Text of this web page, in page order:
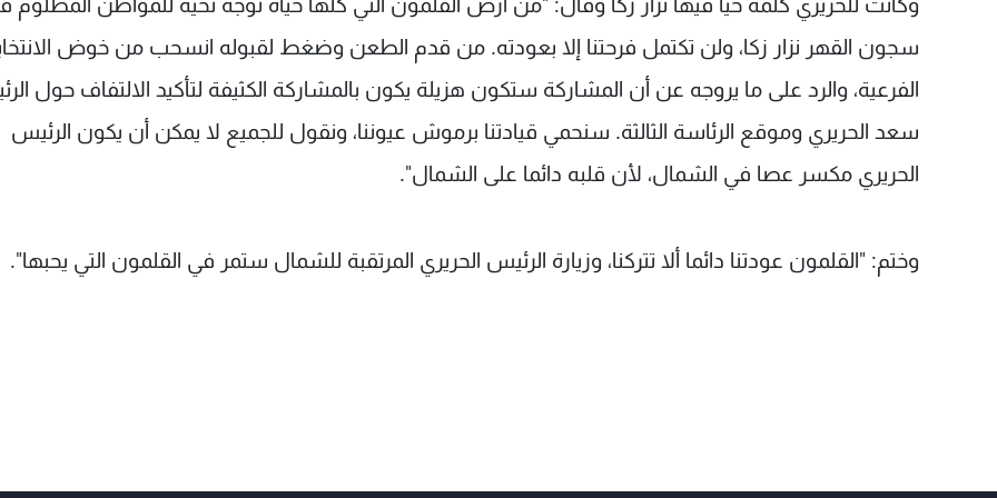
سجون القهر نزار زكا، ولن تكتمل فرحتنا إلا بعودته. من قدم الطعن وضغط لقبوله انسحب من خوض
الفرعية، والرد على ما يروجه عن أن المشاركة ستكون هزيلة يكون بالمشاركة الكثيفة لتأكيد الالتفاف حول
سعد الحريري وموقع الرئاسة الثالثة. سنحمي قيادتنا برموش عيوننا، ونقول للجميع لا يمكن أن يكون الرئيس
الحريري مكسر عصا في الشمال، لأن قلبه دائما على الشمال".
وختم: "القلمون عودتنا دائما ألا تتركنا، وزيارة الرئيس الحريري المرتقبة للشمال ستمر في القلمون التي يحبها".